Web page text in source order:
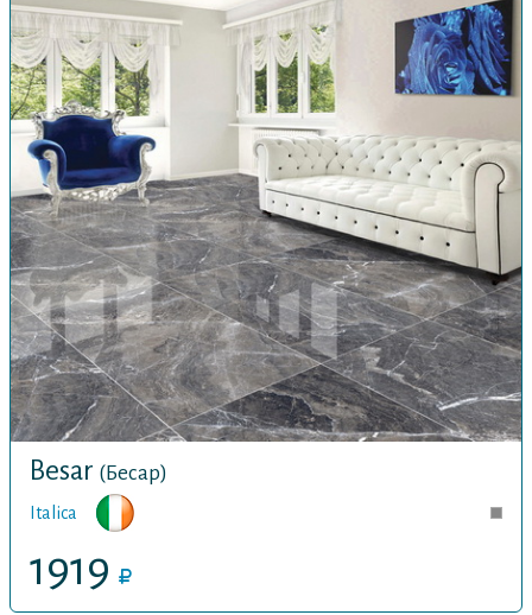
Besar (Бесар)
Italica
1919